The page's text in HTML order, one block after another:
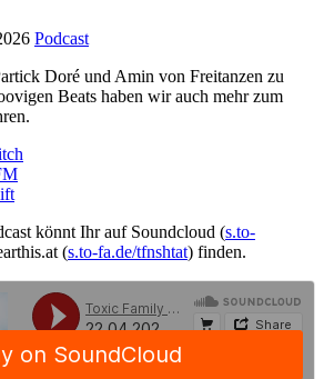
Podcast
Doré und Amin von Freitanzen zu
Beats haben wir auch mehr zum
könnt Ihr auf Soundcloud (s.to-
(s.to-fa.de/tfnshtat) finden.